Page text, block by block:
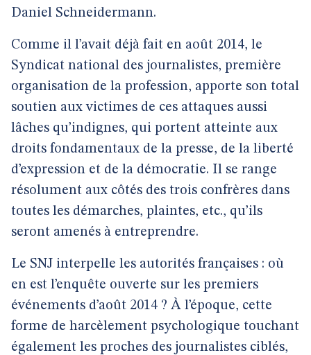
Daniel Schneidermann.
Comme il l’avait déjà fait en août 2014, le
Syndicat national des journalistes, première
organisation de la profession, apporte son total
soutien aux victimes de ces attaques aussi
lâches qu’indignes, qui portent atteinte aux
droits fondamentaux de la presse, de la liberté
d’expression et de la démocratie. Il se range
résolument aux côtés des trois confrères dans
toutes les démarches, plaintes, etc., qu’ils
seront amenés à entreprendre.
Le SNJ interpelle les autorités françaises : où
en est l’enquête ouverte sur les premiers
événements d’août 2014 ? À l’époque, cette
forme de harcèlement psychologique touchant
également les proches des journalistes ciblés,